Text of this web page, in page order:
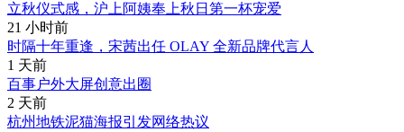
立秋仪式感，沪上阿姨奉上秋日第一杯宠爱
21 小时前
时隔十年重逢，宋茜出任 OLAY 全新品牌代言人
1 天前
百事户外大屏创意出圈
2 天前
杭州地铁泥猫海报引发网络热议